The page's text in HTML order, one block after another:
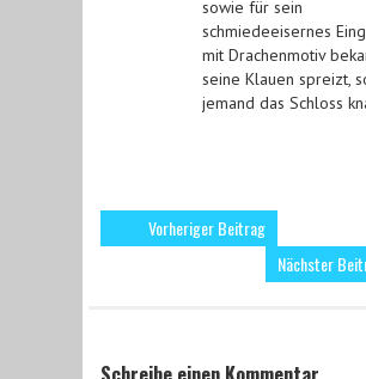
sowie für sein
schmiedeeisernes
mit Drachenmotiv
seine Klauen spreizt,
jemand das Schloss
Vorheriger Beitrag
Nächster